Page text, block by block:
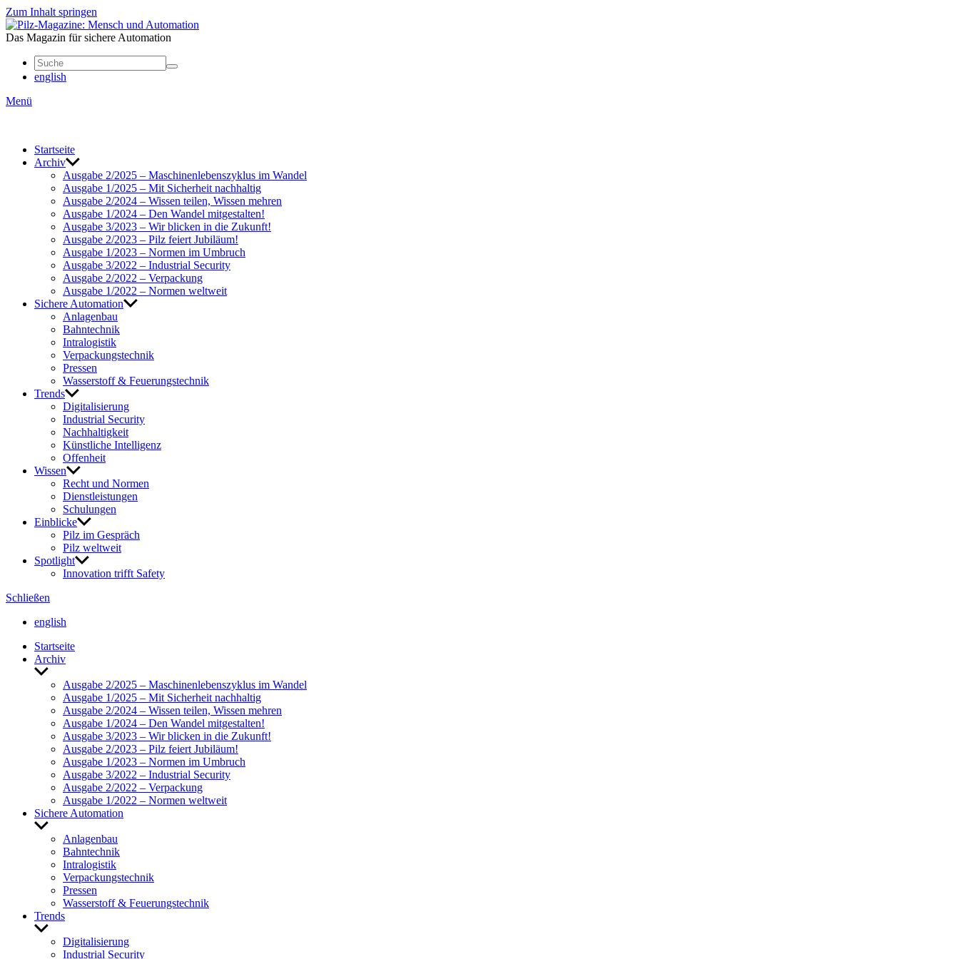
Zum Inhalt springen
Das Magazin für sichere Automation
english
Menü
Start­seite
Archiv
Ausgabe 2/2025 – Maschi­nen­le­bens­zy­klus im Wandel
Ausgabe 1/2025 – Mit Sicher­heit nach­haltig
Ausgabe 2/2024 – Wissen teilen, Wissen mehren
Ausgabe 1/2024 – Den Wandel mitge­stalten!
Ausgabe 3/2023 – Wir blicken in die Zukunft!
Ausgabe 2/2023 – Pilz feiert Jubi­läum!
Ausgabe 1/2023 – Normen im Umbruch
Ausgabe 3/2022 – Indus­trial Security
Ausgabe 2/2022 – Verpa­ckung
Ausgabe 1/2022 – Normen welt­weit
Sichere Auto­ma­tion
Anla­genbau
Bahn­technik
Intra­lo­gistik
Verpa­ckungs­technik
Pressen
Wasser­stoff & Feue­rungs­technik
Trends
Digi­ta­li­sie­rung
Indus­trial Security
Nach­hal­tig­keit
Künst­liche Intel­li­genz
Offen­heit
Wissen
Recht und Normen
Dienst­leis­tungen
Schu­lungen
Einblicke
Pilz im Gespräch
Pilz welt­weit
Spot­light
Inno­va­tion trifft Safety
Schließen
english
Start­seite
Archiv
Untermenü
anzeigenAusgabe 2/2025 – Maschi­nen­le­bens­zy­klus im Wandel
Ausgabe 1/2025 – Mit Sicher­heit nach­haltig
Ausgabe 2/2024 – Wissen teilen, Wissen mehren
Ausgabe 1/2024 – Den Wandel mitge­stalten!
Ausgabe 3/2023 – Wir blicken in die Zukunft!
Ausgabe 2/2023 – Pilz feiert Jubi­läum!
Ausgabe 1/2023 – Normen im Umbruch
Ausgabe 3/2022 – Indus­trial Security
Ausgabe 2/2022 – Verpa­ckung
Ausgabe 1/2022 – Normen welt­weit
Sichere Auto­ma­tion
Untermenü
anzeigenAnla­genbau
Bahn­technik
Intra­lo­gistik
Verpa­ckungs­technik
Pressen
Wasser­stoff & Feue­rungs­technik
Trends
Untermenü
anzeigenDigi­ta­li­sie­rung
Indus­trial Security